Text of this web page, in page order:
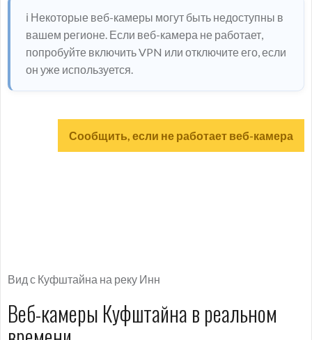
ℹ️ Некоторые веб-камеры могут быть недоступны в
вашем регионе. Если веб-камера не работает,
попробуйте включить VPN или отключите его, если
он уже используется.
Сообщить, если не работает веб-камера
Вид с Куфштайна на реку Инн
Веб-камеры Куфштайна в реальном